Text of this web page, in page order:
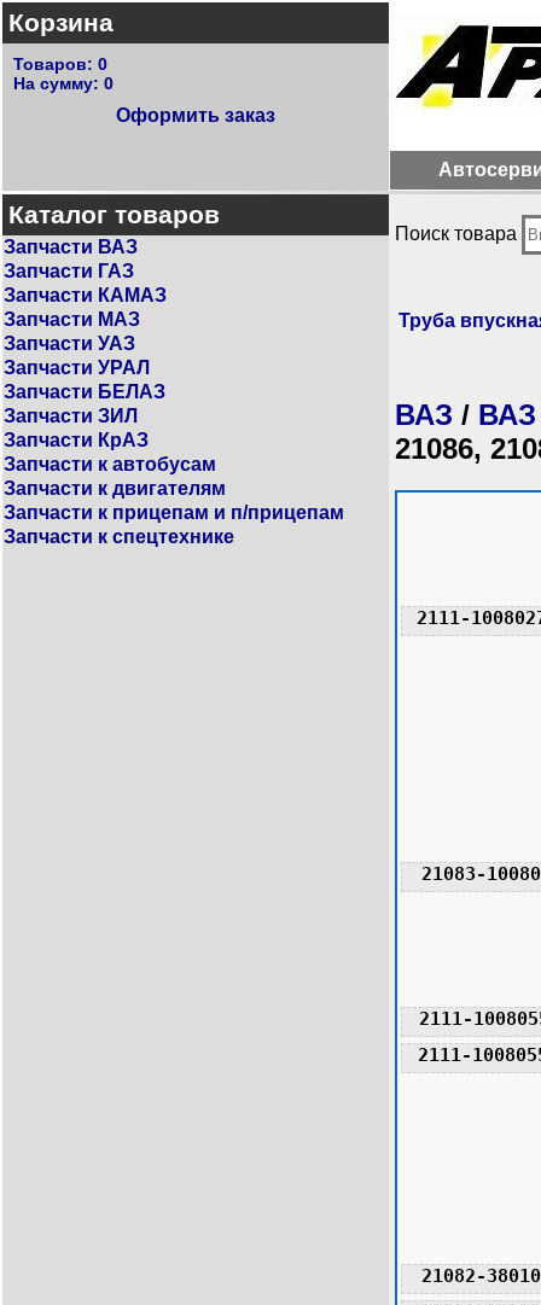
Корзина
Товаров: 0
На сумму: 0
Оформить заказ
Каталог товаров
Запчасти ВАЗ
Запчасти ГАЗ
Запчасти КАМАЗ
Запчасти МАЗ
Запчасти УАЗ
Запчасти УРАЛ
Запчасти БЕЛАЗ
Запчасти ЗИЛ
Запчасти КрАЗ
Запчасти к автобусам
Запчасти к двигателям
Запчасти к прицепам и п/прицепам
Запчасти к спецтехнике
Поиск товара
Труба
ВАЗ / ВАЗ
21086,
21082-
21083-
2111-
2111-
2111-